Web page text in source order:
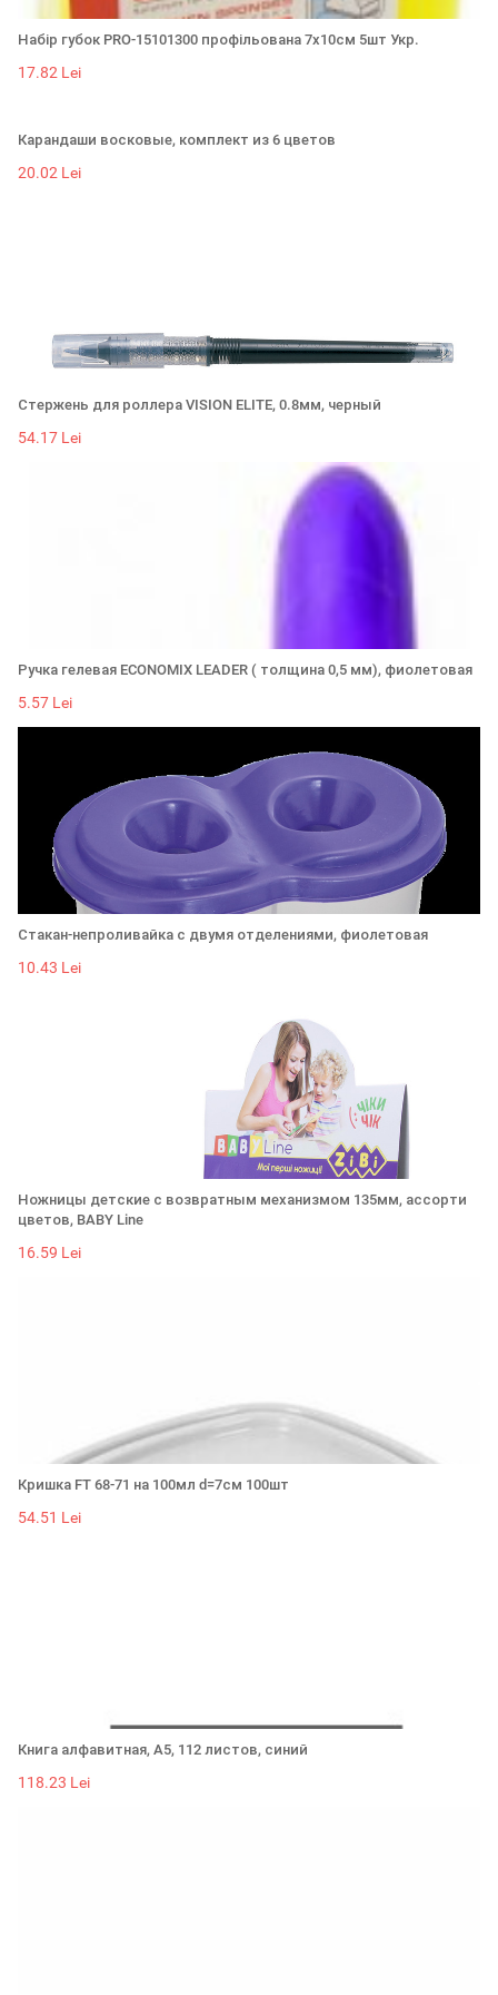
Набір губок PRO-15101300 профільована 7х10см 5шт Укр.
17.82 Lei
Карандаши восковые, комплект из 6 цветов
20.02 Lei
Стержень для роллера VISION ELITE, 0.8мм, черный
54.17 Lei
Ручка гелевая ECONOMIX LEADER ( толщина 0,5 мм), фиолетовая
5.57 Lei
Стакан-непроливайка с двумя отделениями, фиолетовая
10.43 Lei
Ножницы детские с возвратным механизмом 135мм, ассорти
цветов, BABY Line
16.59 Lei
Кришка FT 68-71 на 100мл d=7см 100шт
54.51 Lei
Книга алфавитная, А5, 112 листов, синий
118.23 Lei